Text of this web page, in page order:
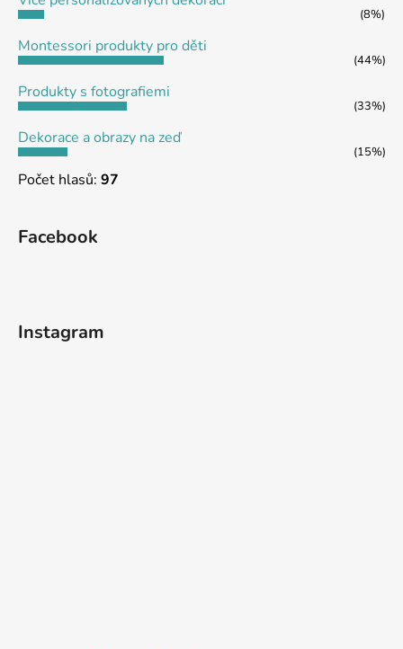
(8%)
Montessori produkty pro děti
(44%)
Produkty s fotografiemi
(33%)
Dekorace a obrazy na zeď
(15%)
Počet hlasů: 97
Facebook
Instagram